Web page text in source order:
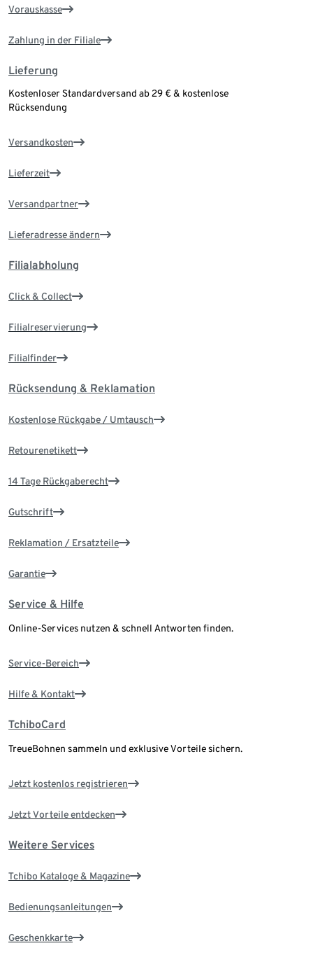
Vorauskasse
Zahlung in der Filiale
Lieferung
Kostenloser Standardversand ab 29 € & kostenlose
Rücksendung
Versandkosten
Lieferzeit
Versandpartner
Lieferadresse ändern
Filialabholung
Click & Collect
Filialreservierung
Filialfinder
Rücksendung & Reklamation
Kostenlose Rückgabe / Umtausch
Retourenetikett
14 Tage Rückgaberecht
Gutschrift
Reklamation / Ersatzteile
Garantie
Service & Hilfe
Online-Services nutzen & schnell Antworten finden.
Service-Bereich
Hilfe & Kontakt
TchiboCard
TreueBohnen sammeln und exklusive Vorteile sichern.
Jetzt kostenlos registrieren
Jetzt Vorteile entdecken
Weitere Services
Tchibo Kataloge & Magazine
Bedienungsanleitungen
Geschenkkarte